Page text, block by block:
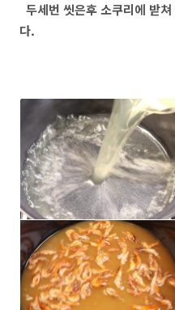
두세번 씻은후 소쿠리에 받
다.